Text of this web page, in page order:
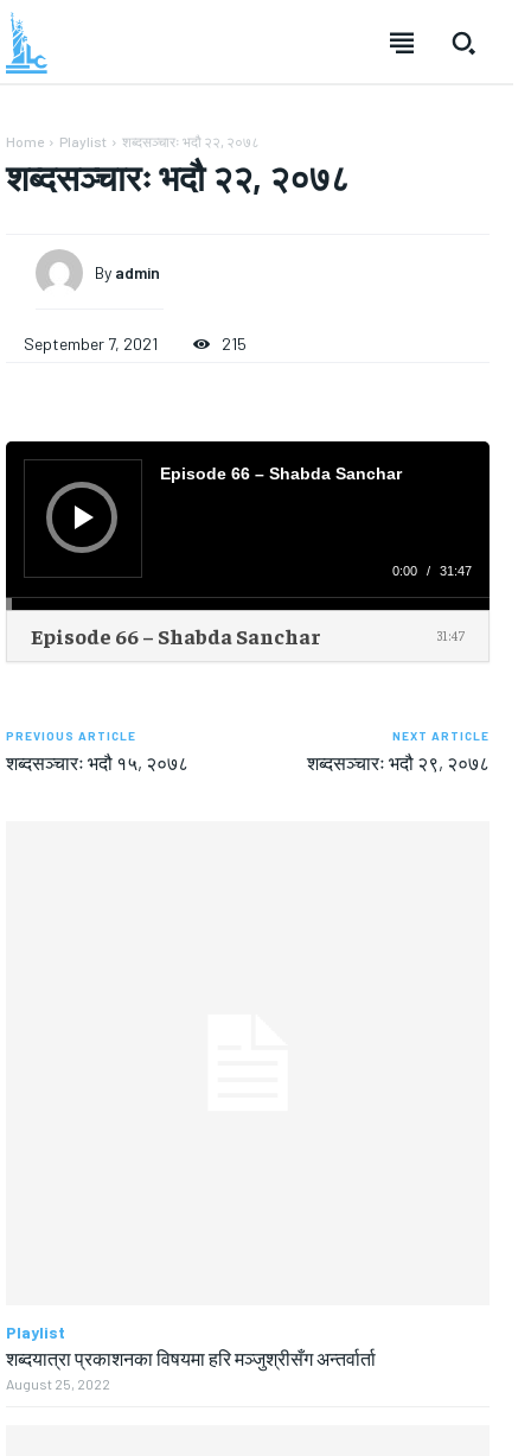
Home Playlist शब्दसञ्चारः भदौ २२, २०७८
शब्दसञ्चारः भदौ २२, २०७८
By admin
September 7, 2021 215
A
Episode 66 – Shabda Sanchar
0:00 / 31:47
Episode 66 – Shabda Sanchar 31:47
PREVIOUS ARTICLE
शब्दसञ्चारः भदौ १५, २०७८
NEXT ARTICLE
शब्दसञ्चारः भदौ २९, २०७८
Playlist
शब्दयात्रा प्रकाशनका विषयमा हरि मञ्जुश्रीसँग अन्तर्वार्ता
August 25, 2022